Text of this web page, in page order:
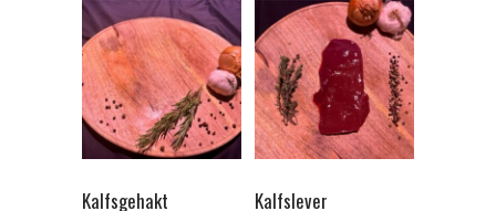
Kalfsgehakt Kalfslever